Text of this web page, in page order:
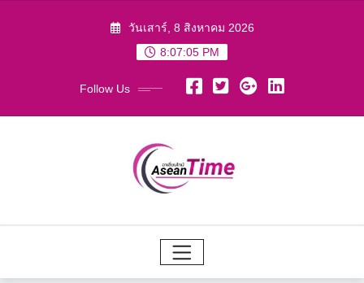
วันเสาร์, 8 สิงหาคม 2026
8:07:07 PM
Follow Us